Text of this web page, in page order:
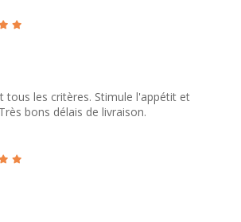
tous les critères. Stimule l'appétit et
bons délais de livraison.